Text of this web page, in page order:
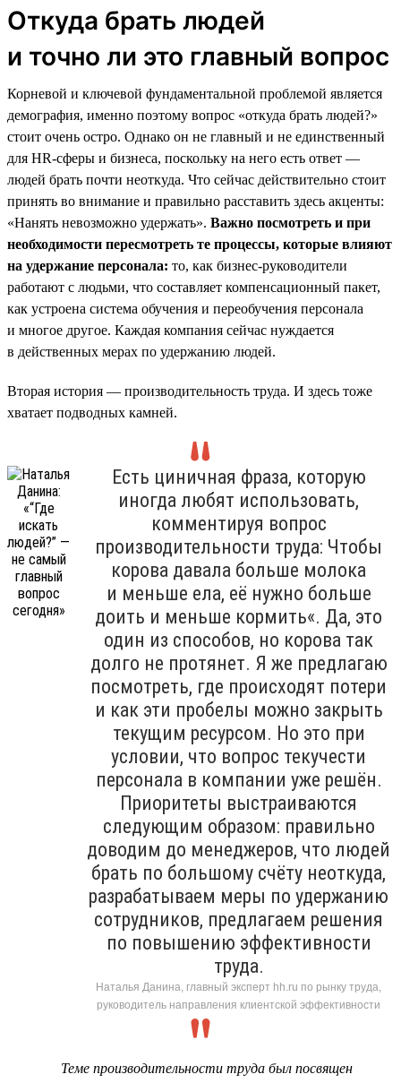
Откуда брать людей
и точно ли это главный вопрос
Корневой и ключевой фундаментальной проблемой является
демография, именно поэтому вопрос «откуда брать людей?»
стоит очень остро. Однако он не главный и не единственный
для HR-сферы и бизнеса, поскольку на него есть ответ —
людей брать почти неоткуда. Что сейчас действительно стоит
принять во внимание и правильно расставить здесь акценты:
«Нанять невозможно удержать». Важно посмотреть и при
необходимости пересмотреть те процессы, которые влияют
на удержание персонала: то, как бизнес-руководители
работают с людьми, что составляет компенсационный пакет,
как устроена система обучения и переобучения персонала
и многое другое. Каждая компания сейчас нуждается
в действенных мерах по удержанию людей.
Вторая история — производительность труда. И здесь тоже
хватает подводных камней.
Есть циничная фраза, которую
иногда любят использовать,
комментируя вопрос
производительности труда: Чтобы
корова давала больше молока
и меньше ела, её нужно больше
доить и меньше кормить«. Да, это
один из способов, но корова так
долго не протянет. Я же предлагаю
посмотреть, где происходят потери
и как эти пробелы можно закрыть
текущим ресурсом. Но это при
условии, что вопрос текучести
персонала в компании уже решён.
Приоритеты выстраиваются
следующим образом: правильно
доводим до менеджеров, что людей
брать по большому счёту неоткуда,
разрабатываем меры по удержанию
сотрудников, предлагаем решения
по повышению эффективности
труда.
Наталья Данина, главный эксперт hh.ru по рынку труда,
руководитель направления клиентской эффективности
Теме производительности труда был посвящен